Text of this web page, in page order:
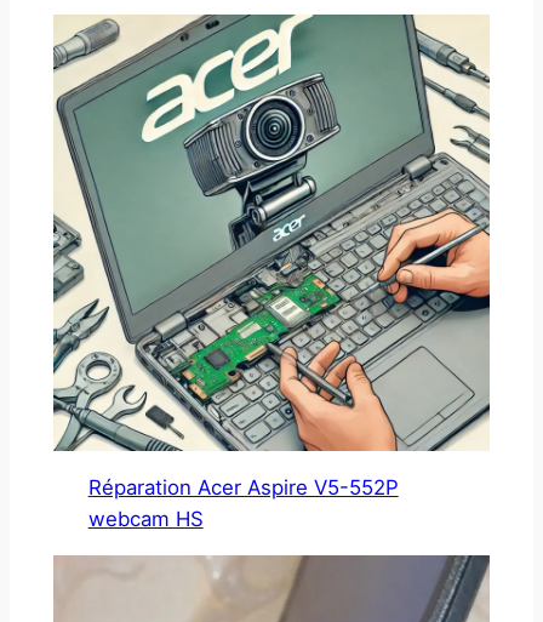
Réparation Acer Aspire V5-552P
webcam HS